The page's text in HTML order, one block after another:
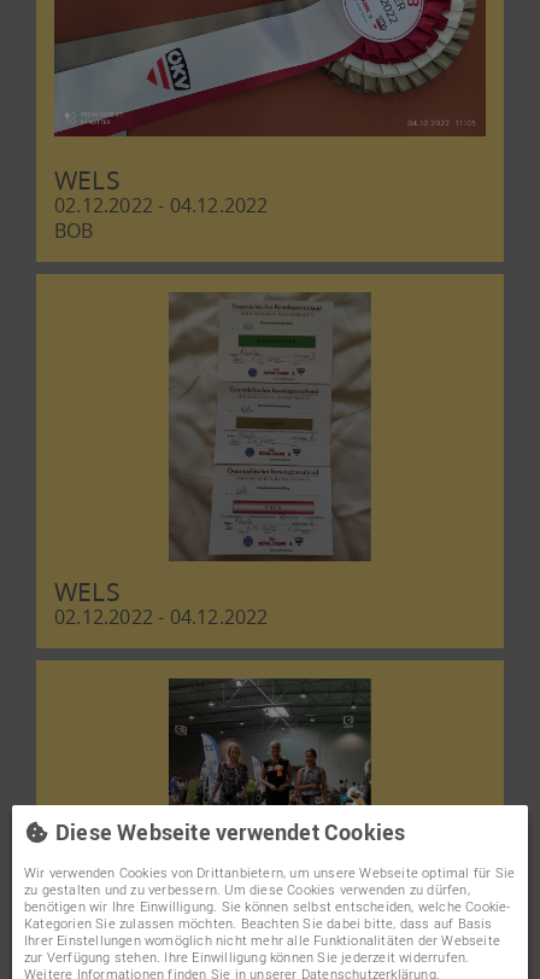
WELS
02.12.2022 - 04.12.2022
BOB
WELS
02.12.2022 - 04.12.2022
Diese Webseite verwendet Cookies
Wir verwenden Cookies von Drittanbietern, um unsere Webseite optimal für Sie
zu gestalten und zu verbessern. Um diese Cookies verwenden zu dürfen,
benötigen wir Ihre Einwilligung. Sie können selbst entscheiden, welche Cookie-
Kategorien Sie zulassen möchten. Beachten Sie dabei bitte, dass auf Basis
Ihrer Einstellungen womöglich nicht mehr alle Funktionalitäten der Webseite
zur Verfügung stehen. Ihre Einwilligung können Sie jederzeit widerrufen.
Weitere Informationen finden Sie in unserer Datenschutzerklärung.